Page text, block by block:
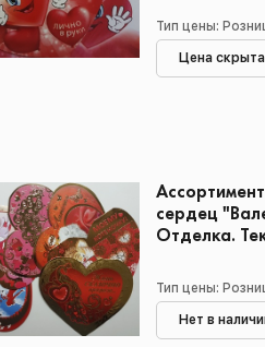
Тип цены:
Цена скрыта
сердец
Отделка.
Тип цены:
Нет в